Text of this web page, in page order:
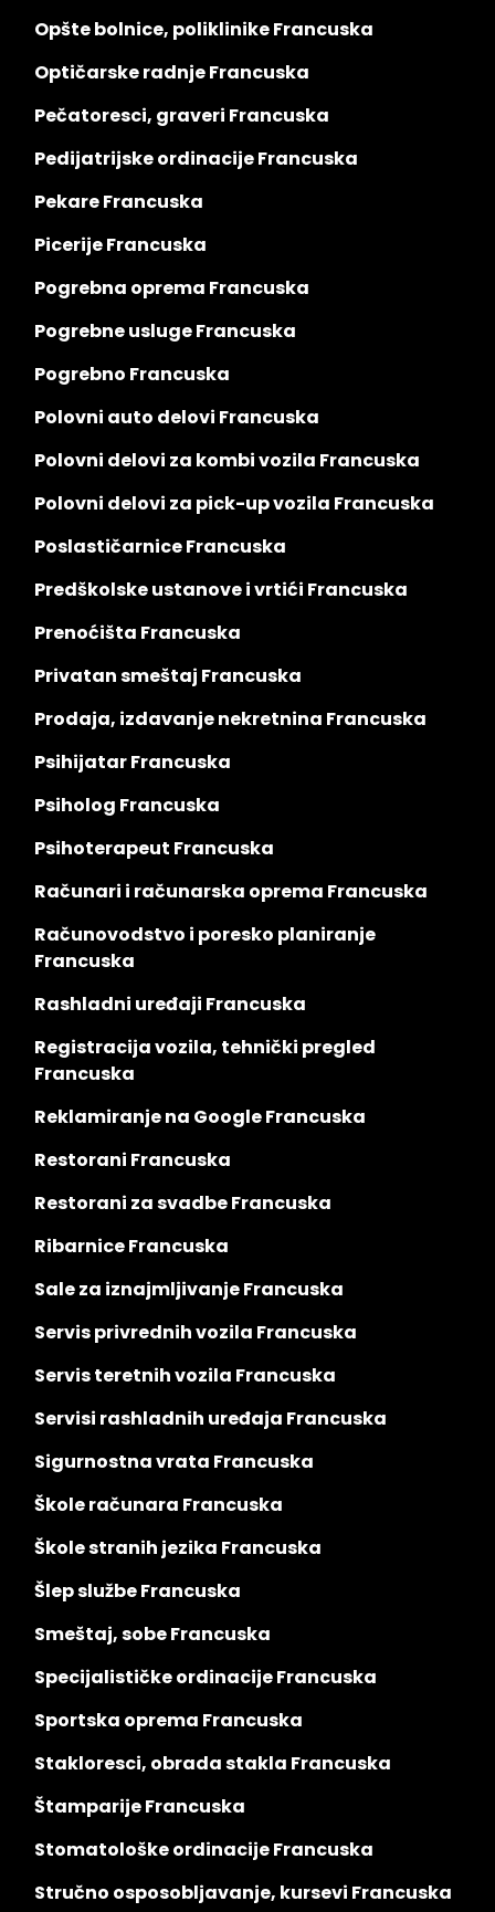
Opšte bolnice, poliklinike Francuska
Optičarske radnje Francuska
Pečatoresci, graveri Francuska
Pedijatrijske ordinacije Francuska
Pekare Francuska
Picerije Francuska
Pogrebna oprema Francuska
Pogrebne usluge Francuska
Pogrebno Francuska
Polovni auto delovi Francuska
Polovni delovi za kombi vozila Francuska
Polovni delovi za pick-up vozila Francuska
Poslastičarnice Francuska
Predškolske ustanove i vrtići Francuska
Prenoćišta Francuska
Privatan smeštaj Francuska
Prodaja, izdavanje nekretnina Francuska
Psihijatar Francuska
Psiholog Francuska
Psihoterapeut Francuska
Računari i računarska oprema Francuska
Računovodstvo i poresko planiranje
Francuska
Rashladni uređaji Francuska
Registracija vozila, tehnički pregled
Francuska
Reklamiranje na Google Francuska
Restorani Francuska
Restorani za svadbe Francuska
Ribarnice Francuska
Sale za iznajmljivanje Francuska
Servis privrednih vozila Francuska
Servis teretnih vozila Francuska
Servisi rashladnih uređaja Francuska
Sigurnostna vrata Francuska
Škole računara Francuska
Škole stranih jezika Francuska
Šlep službe Francuska
Smeštaj, sobe Francuska
Specijalističke ordinacije Francuska
Sportska oprema Francuska
Stakloresci, obrada stakla Francuska
Štamparije Francuska
Stomatološke ordinacije Francuska
Stručno osposobljavanje, kursevi Francuska